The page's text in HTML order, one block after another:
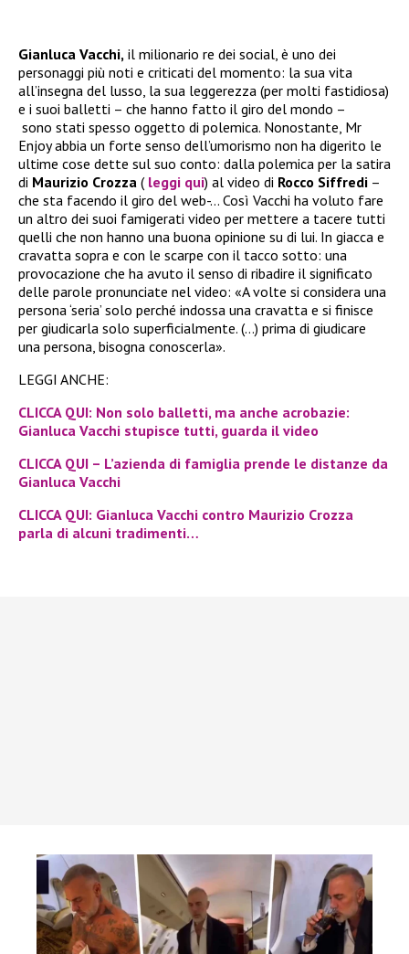
Gianluca Vacchi, il milionario re dei social, è uno dei
personaggi più noti e criticati del momento: la sua vita
all’insegna del lusso, la sua leggerezza (per molti fastidiosa)
e i suoi balletti – che hanno fatto il giro del mondo –
sono stati spesso oggetto di polemica. Nonostante, Mr
Enjoy abbia un forte senso dell’umorismo non ha digerito le
ultime cose dette sul suo conto: dalla polemica per la satira
di Maurizio Crozza (leggi qui) al video di Rocco Siffredi –
che sta facendo il giro del web-… Così Vacchi ha voluto fare
un altro dei suoi famigerati video per mettere a tacere tutti
quelli che non hanno una buona opinione su di lui. In giacca e
cravatta sopra e con le scarpe con il tacco sotto: una
provocazione che ha avuto il senso di ribadire il significato
delle parole pronunciate nel video: «A volte si considera una
persona ‘seria’ solo perché indossa una cravatta e si finisce
per giudicarla solo superficialmente. (…) prima di giudicare
una persona, bisogna conoscerla».
LEGGI ANCHE:
CLICCA QUI: Non solo balletti, ma anche acrobazie:
Gianluca Vacchi stupisce tutti, guarda il video
CLICCA QUI – L’azienda di famiglia prende le distanze da
Gianluca Vacchi
CLICCA QUI: Gianluca Vacchi contro Maurizio Crozza
parla di alcuni tradimenti…